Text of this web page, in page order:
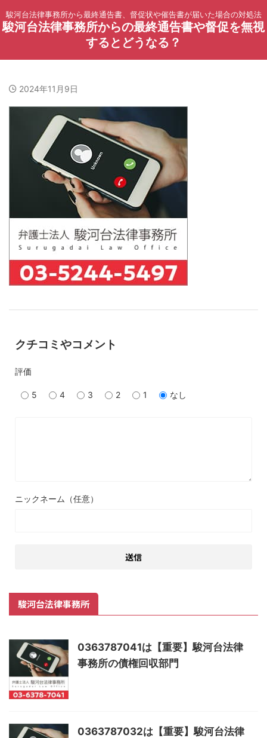
駿河台法律事務所から最終通告書、督促状や催告書が届いた場合の対処法
駿河台法律事務所からの最終通告書や督促を無視
するとどうなる？
2024年11月9日
クチコミやコメント
評価
5 4 3 2 1 なし
ニックネーム（任意）
駿河台法律事務所
0363787041は【重要】駿河台法律
事務所の債権回収部門
0363787032は【重要】駿河台法律